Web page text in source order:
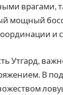
врагами,
мощный
и
Утгард,
В